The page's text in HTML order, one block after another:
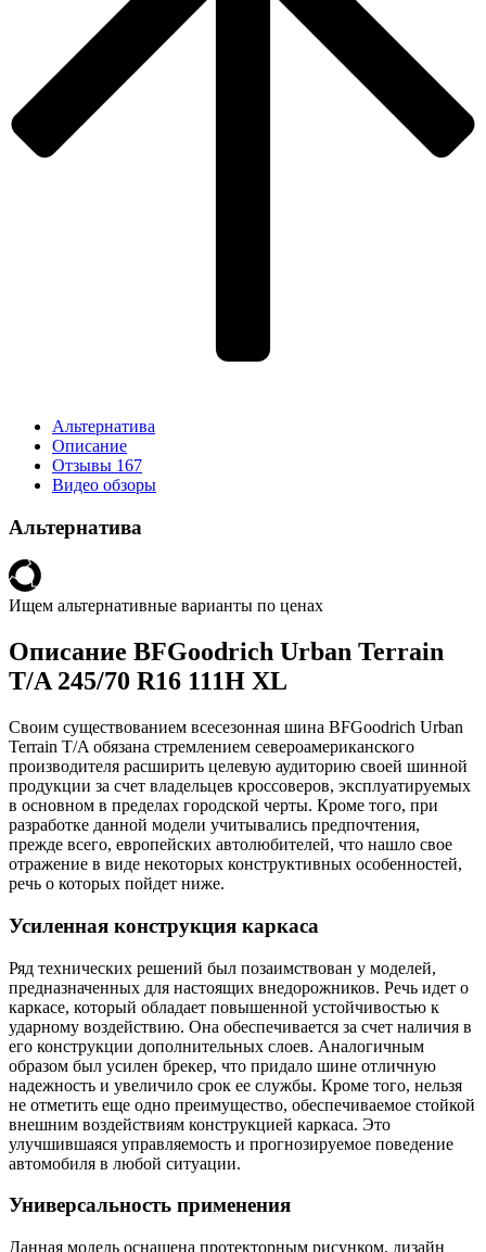
Альтернатива
Описание
Отзывы 167
Видео обзоры
Альтернатива
Ищем альтернативные варианты по ценах
Описание BFGoodrich Urban Terrain
T/A 245/70 R16 111H XL
Своим существованием всесезонная шина BFGoodrich Urban
Terrain T/A обязана стремлением североамериканского
производителя расширить целевую аудиторию своей шинной
продукции за счет владельцев кроссоверов, эксплуатируемых
в основном в пределах городской черты. Кроме того, при
разработке данной модели учитывались предпочтения,
прежде всего, европейских автолюбителей, что нашло свое
отражение в виде некоторых конструктивных особенностей,
речь о которых пойдет ниже.
Усиленная конструкция каркаса
Ряд технических решений был позаимствован у моделей,
предназначенных для настоящих внедорожников. Речь идет о
каркасе, который обладает повышенной устойчивостью к
ударному воздействию. Она обеспечивается за счет наличия в
его конструкции дополнительных слоев. Аналогичным
образом был усилен брекер, что придало шине отличную
надежность и увеличило срок ее службы. Кроме того, нельзя
не отметить еще одно преимущество, обеспечиваемое стойкой
внешним воздействиям конструкцией каркаса. Это
улучшившаяся управляемость и прогнозируемое поведение
автомобиля в любой ситуации.
Универсальность применения
Данная модель оснащена протекторным рисунком, дизайн